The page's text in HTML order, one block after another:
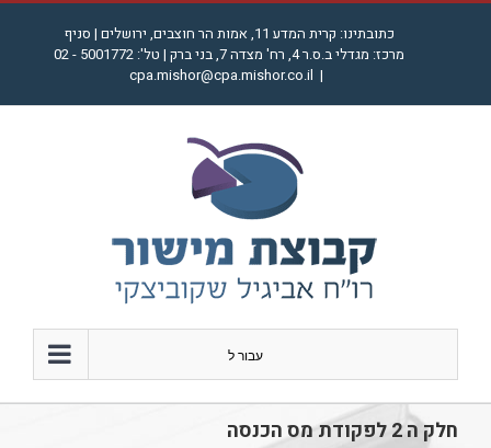
דלג
כתובתינו: קרית המדע 11, אמות הר חוצבים, ירושלים | סניף
מרכז: מגדלי ב.ס.ר 4, רח' מצדה 7, בני ברק | טל': 5001772 - 02
|
cpa.mishor@cpa.mishor.co.il
עבור ל
חלק ה 2 לפקודת מס הכנסה